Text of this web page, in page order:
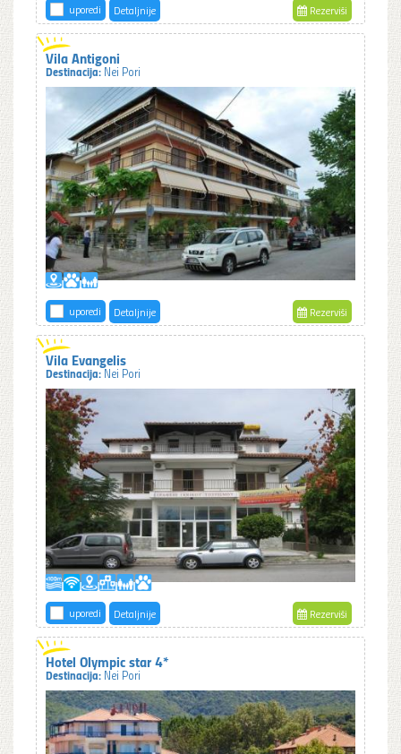
uporedi Detaljnije Rezerviši
Vila Antigoni
Destinacija:Nei Pori
uporedi Detaljnije Rezerviši
Vila Evangelis
Destinacija:Nei Pori
uporedi Detaljnije Rezerviši
Hotel Olympic star 4*
Destinacija: Nei Pori